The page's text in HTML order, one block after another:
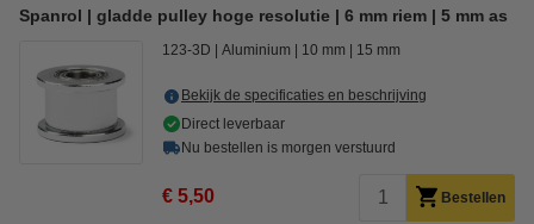
Spanrol | gladde pulley hoge resolutie | 6 mm riem | 5 mm as
123-3D Aluminium 10 mm 15 mm
Bekijk de specificaties en beschrijving
Direct leverbaar
Nu bestellen is morgen verstuurd
€ 5,50 Bestellen